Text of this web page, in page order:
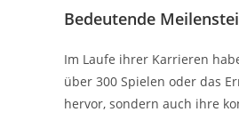
Bedeutende
Im Laufe ihrer Karrieren
über 300 Spielen oder das
hervor, sondern auch ihre